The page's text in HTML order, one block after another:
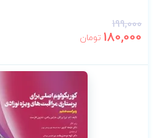
199,000
180,000 تومان